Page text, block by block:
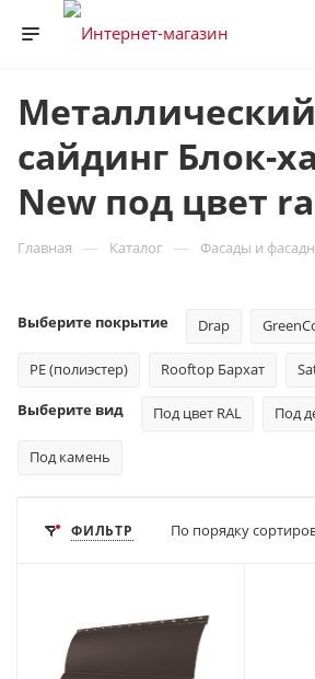
Металлический
сайдинг Блок-
New под цвет
Главная — Каталог — Фасады и
Выберите покрытие Drap
PE (полиэстер) Rooftop Бархат
Выберите вид Под цвет RAL Под
Под камень
ФИЛЬТР По порядку